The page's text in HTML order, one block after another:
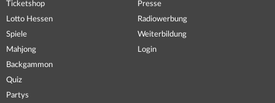
Ticketshop
Lotto Hessen
Spiele
Mahjong
Backgammon
Quiz
Partys
Presse
Radiowerbung
Weiterbildung
Login